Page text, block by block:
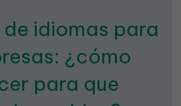
de idiomas para
¿cómo
para que